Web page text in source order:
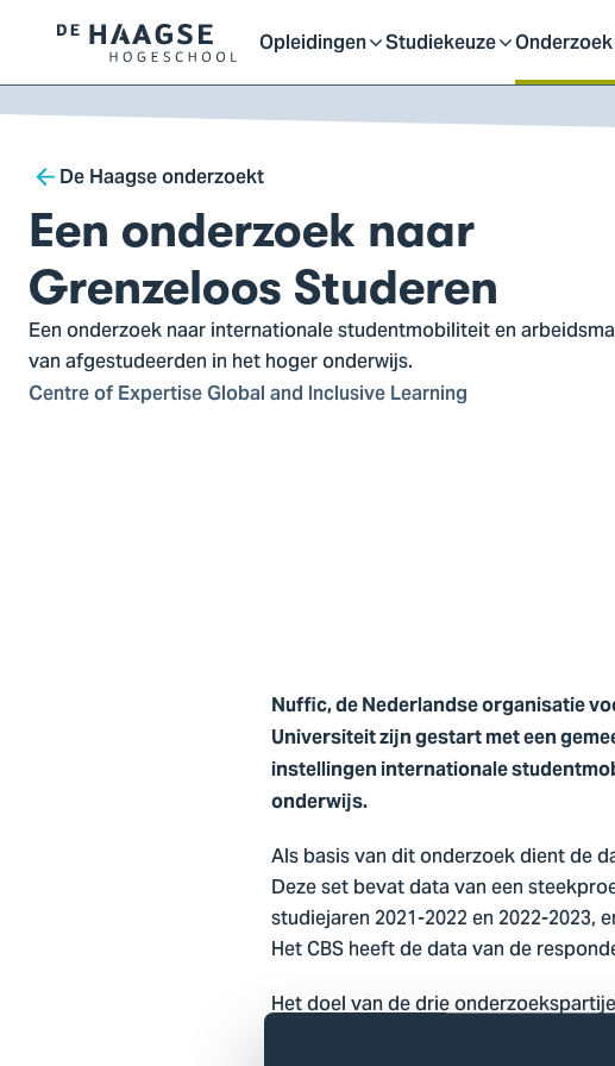
Logo
van
De
Hogeschool,
ga
naar
de
homepagina
Opleidingen
Open
sluit
submenu
Studiekeuze
Open
sluit
submenu
Onderzoek
Open
Breadcrumb
De Haagse onderzoekt
Een onderzoek naar
Grenzeloos Studeren
Een onderzoek naar internationale studentmobiliteit en
van afgestudeerden in het hoger onderwijs.
Centre of Expertise Global and Inclusive Learning
Nuffic, de Nederlandse organisatie
Universiteit zijn gestart met een
instellingen internationale
onderwijs.
Als basis van dit onderzoek dient de
Deze set bevat data van een
studiejaren 2021-2022 en 2022-2023,
Het CBS heeft de data van de
Het doel van de drie
studentmobiliteit (credit mobility /